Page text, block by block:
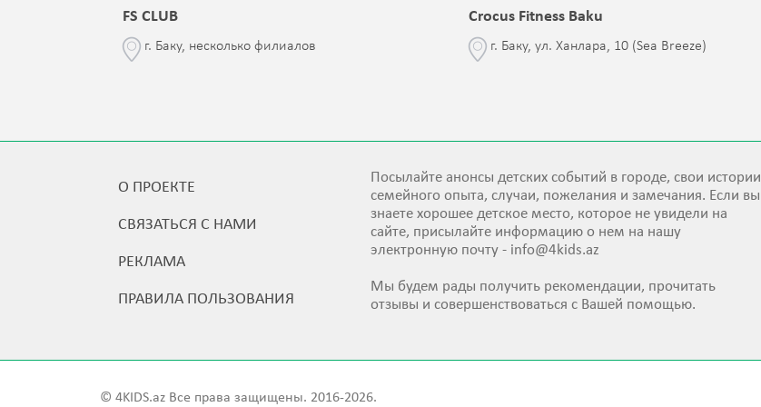
FS CLUB
г. Баку, несколько филиалов
Crocus Fitness Baku
г. Баку, ул. Ханлара, 10 (Sea Breeze)
О ПРОЕКТЕ
СВЯЗАТЬСЯ С НАМИ
РЕКЛАМА
ПРАВИЛА ПОЛЬЗОВАНИЯ
Посылайте анонсы детских событий в городе, свои истории
семейного опыта, случаи, пожелания и замечания. Если вы
знаете хорошее детское место, которое не увидели на
сайте, присылайте информацию о нем на нашу
электронную почту - info@4kids.az
Мы будем рады получить рекомендации, прочитать
отзывы и совершенствоваться с Вашей помощью.
© 4KIDS.az Все права защищены. 2016-2026.